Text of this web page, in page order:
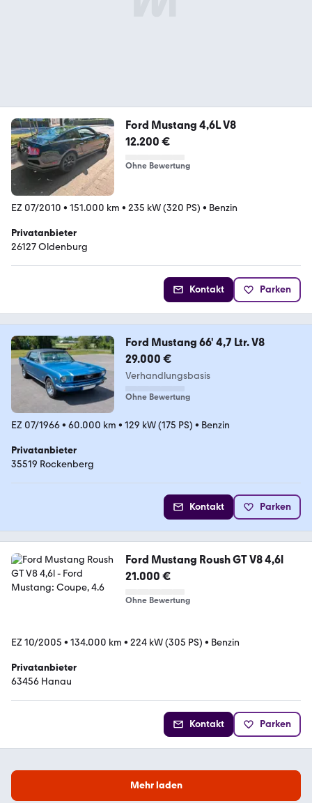
Ford Mustang 4,6L V8
12.200 €
Ohne Bewertung
EZ 07/2010 • 151.000 km • 235 kW (320 PS) • Benzin
Privatanbieter
26127 Oldenburg
Kontakt Parken
Ford Mustang 66' 4,7 Ltr. V8
29.000 €
Verhandlungsbasis
Ohne Bewertung
EZ 07/1966• 60.000 km • 129 kW (175 PS) • Benzin
Privatanbieter
35519 Rockenberg
Kontakt Parken
Ford Mustang Roush GT V8 4,6l
21.000 €
Ohne Bewertung
EZ 10/2005 • 134.000 km • 224 kW (305 PS) • Benzin
Privatanbieter
63456 Hanau
Kontakt Parken
Mehr laden